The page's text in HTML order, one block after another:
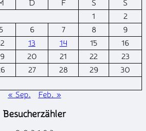
D F S
S
1
2
6 7 8
9
13 14 15
16
20 21 22
23
27 28 29
30
« Sep.
Feb. »
Besucherzähler